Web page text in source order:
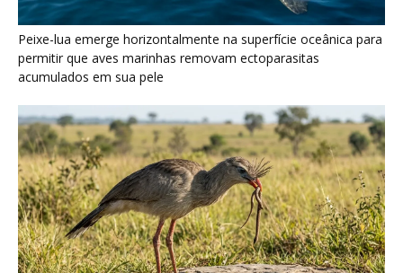
Seriema utiliza pernas longas e arremessa serpentes contra
rochas para subjugar presas peçonhentas nos campos